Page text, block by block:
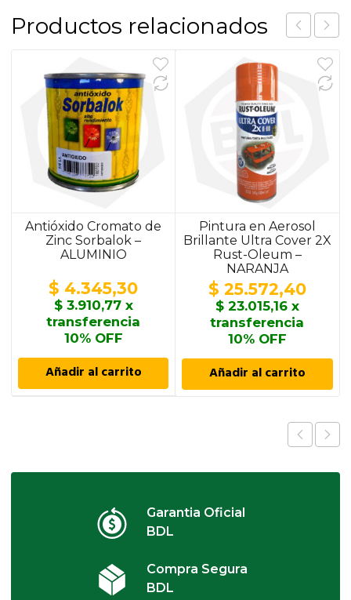
Productos relacionados
Antióxido Cromato de
Zinc Sorbalok –
ALUMINIO
$ 4.345,30
$3.910,77x
transferencia
10% OFF
Añadir al carrito
Pintura en Aerosol
Brillante Ultra Cover 2X
Rust-Oleum –
NARANJA
$ 25.572,40
$23.015,16x
transferencia
10% OFF
Añadir al carrito
Garantia Oficial
BDL
Compra Segura
BDL